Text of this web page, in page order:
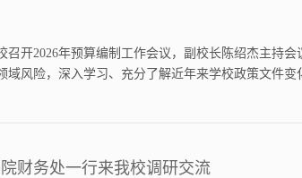
召开2026年预算编制工作会议，副校长陈绍杰主持
域风险，深入学习、充分了解近年来学校政策文件
财务处一行来我校调研交流